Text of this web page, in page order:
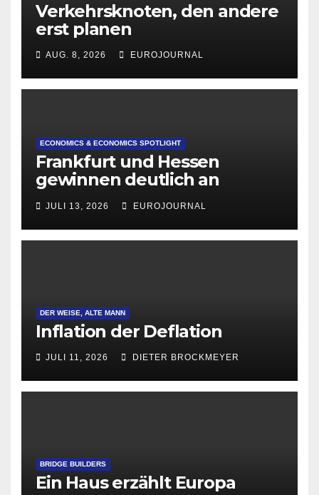
Verkehrsknoten, den andere
erst planen
AUG. 8, 2026 EUROJOURNAL
ECONOMICS & ECONOMICS SPOTLIGHT
Frankfurt und Hessen
gewinnen deutlich an
Attraktivität für Startup-
Gründungen
JULI 13, 2026 EUROJOURNAL
DER WEISE, ALTE MANN
Inflation der Deflation
JULI 11, 2026 DIETER BROCKMEYER
BRIDGE BUILDERS
Ein Haus erzählt Europa